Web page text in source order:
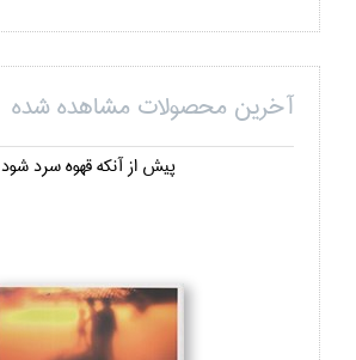
آخرین محصولات مشاهده شده
پيش از آنكه قهوه سرد شود